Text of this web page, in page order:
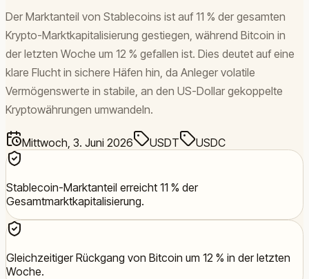
Der Marktanteil von Stablecoins ist auf 11 % der gesamten
Krypto-Marktkapitalisierung gestiegen, während Bitcoin in
der letzten Woche um 12 % gefallen ist. Dies deutet auf eine
klare Flucht in sichere Häfen hin, da Anleger volatile
Vermögenswerte in stabile, an den US-Dollar gekoppelte
Kryptowährungen umwandeln.
Mittwoch, 3. Juni 2026 USDT USDC
Stablecoin-Marktanteil erreicht 11 % der
Gesamtmarktkapitalisierung.
Gleichzeitiger Rückgang von Bitcoin um 12 % in der letzten
Woche.